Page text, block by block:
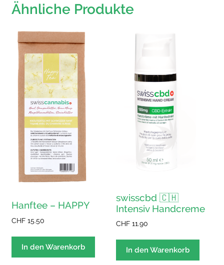
Ähnliche Produkte
Hanftee – HAPPY
CHF 15.50
In den Warenkorb
swisscbd 🇨🇭
Intensiv Handcreme
CHF 11.90
In den Warenkorb